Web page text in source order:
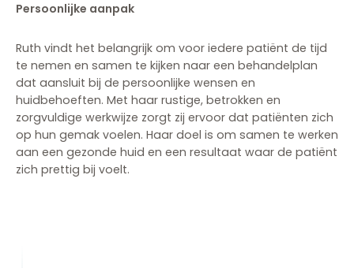
Persoonlijke aanpak
Ruth vindt het belangrijk om voor iedere patiënt de tijd
te nemen en samen te kijken naar een behandelplan
dat aansluit bij de persoonlijke wensen en
huidbehoeften. Met haar rustige, betrokken en
zorgvuldige werkwijze zorgt zij ervoor dat patiënten zich
op hun gemak voelen. Haar doel is om samen te werken
aan een gezonde huid en een resultaat waar de patiënt
zich prettig bij voelt.